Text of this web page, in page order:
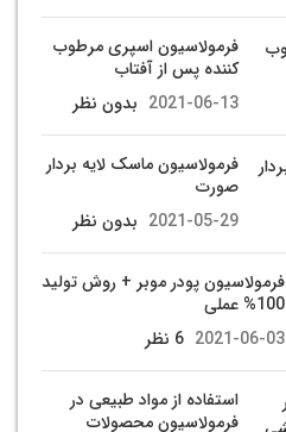
فرمولاسیون اسپری مرطوب
کننده پس از آفتاب
2021-06-13 بدون نظر
فرمولاسیون ماسک لایه بردار
صورت
2021-05-29 بدون نظر
فرمولاسیون پودر موبر + روش تولید
100% عملی
2021-06-03 6 نظر
استفاده از مواد طبیعی در
فرمولاسیون محصولات